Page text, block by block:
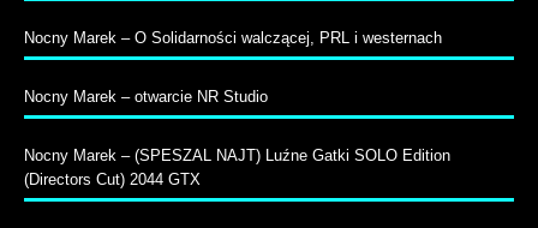
Nocny Marek – O Solidarności walczącej, PRL i westernach
Nocny Marek – otwarcie NR Studio
Nocny Marek – (SPESZAL NAJT) Luźne Gatki SOLO Edition
(Directors Cut) 2044 GTX